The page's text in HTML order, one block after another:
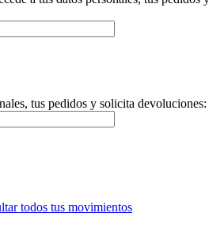
tus pedidos y solicita devoluciones:
todos tus movimientos